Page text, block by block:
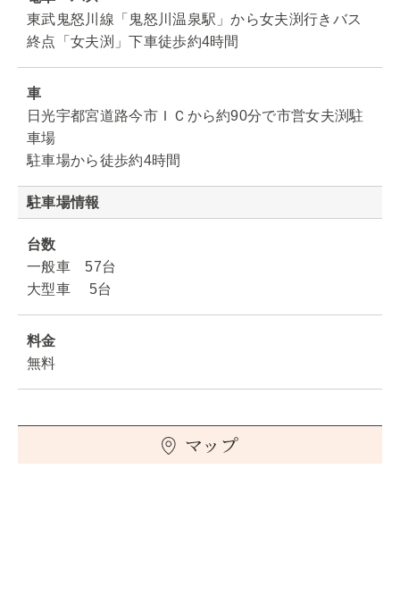
東武鬼怒川線「鬼怒川温泉駅」から女夫渕行きバス
終点「女夫渕」下車徒歩約4時間
車
日光宇都宮道路今市ＩＣから約90分で市営女夫渕駐
車場
駐車場から徒歩約4時間
駐車場情報
台数
一般車 57台
大型車 5台
料金
無料
マップ